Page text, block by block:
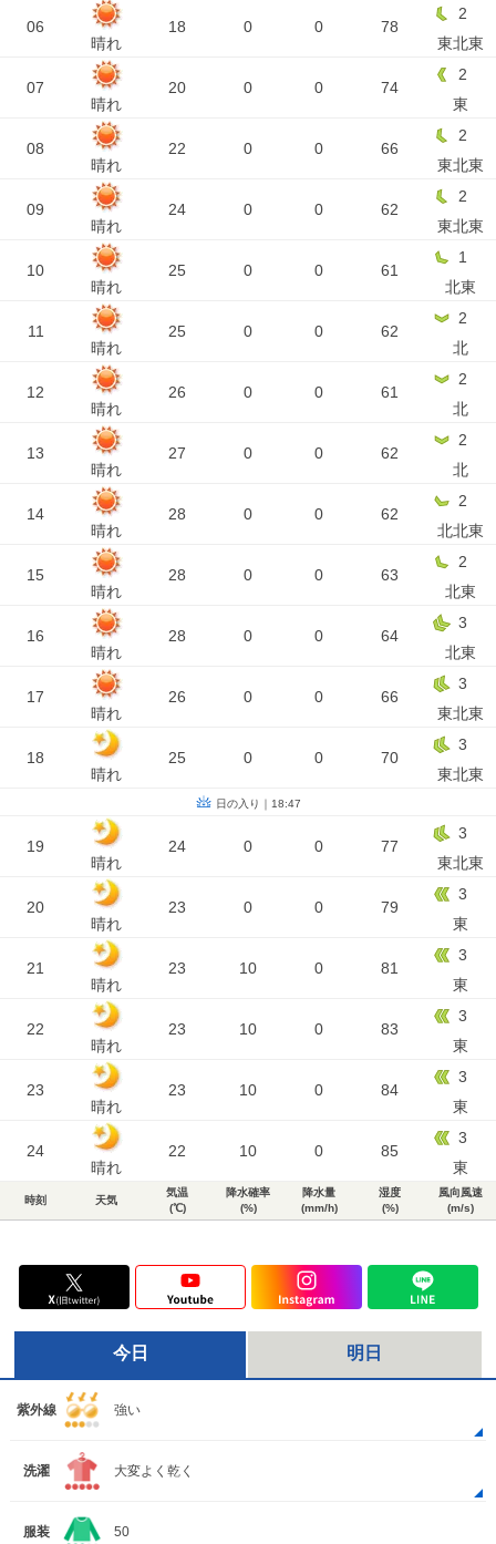
06
晴れ
18 0 0 78
2
東北東
07
晴れ
20 0 0 74
2
東
08
晴れ
22 0 0 66
2
東北東
09
晴れ
24 0 0 62
2
東北東
10
晴れ
25 0 0 61
1
北東
11
晴れ
25 0 0 62
2
北
12
晴れ
26 0 0 61
2
北
13
晴れ
27 0 0 62
2
北
14
晴れ
28 0 0 62
2
北北東
15
晴れ
28 0 0 63
2
北東
16
晴れ
28 0 0 64
3
北東
17
晴れ
26 0 0 66
3
東北東
18
晴れ
25 0 0 70
3
東北東
日の入り｜18:47
19
晴れ
24 0 0 77
3
東北東
20
晴れ
23 0 0 79
3
東
21
晴れ
23 10 0 81
3
東
22
晴れ
23 10 0 83
3
東
23
晴れ
23 10 0 84
3
東
24
晴れ
22 10 0 85
3
東
時刻 天気
気温
(℃)
降水確率
(%)
降水量
(mm/h)
湿度
(%)
風向風速
(m/s)
今日 明日
紫外線 強い
洗濯 大変よく乾く
服装 50